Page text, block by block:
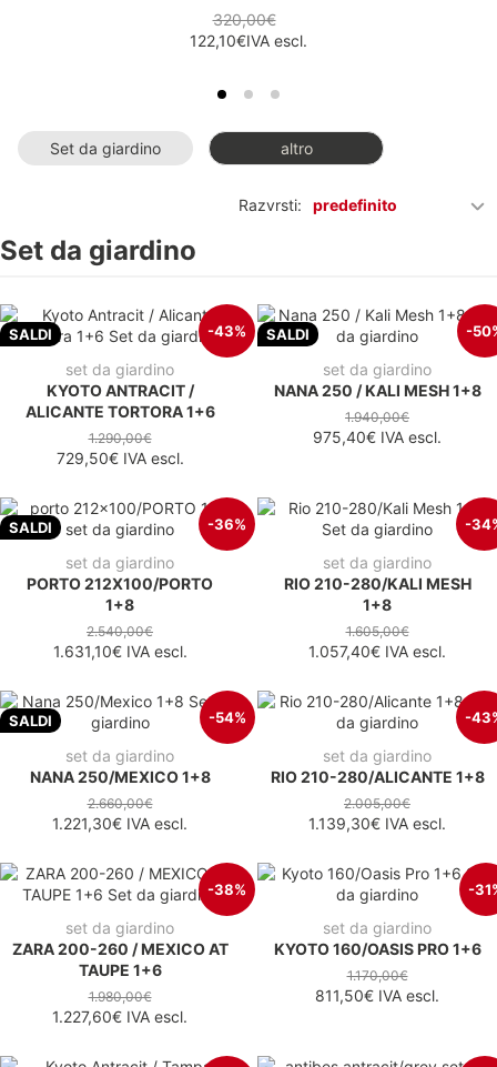
320,00€
122,10€IVA escl.
Set da giardino altro
Razvrsti: predefinito
Set da giardino
SALDI -43%
set da giardino
KYOTO ANTRACIT /
ALICANTE TORTORA 1+6
1.290,00€
729,50€IVA escl.
SALDI -
set da giardino
NANA 250 / KALI MESH 1+8
1.940,00€
975,40€ IVA escl.
SALDI -36%
set da giardino
PORTO 212X100/PORTO
1+8
2.540,00€
1.631,10€IVA escl.
-
set da giardino
RIO 210-280/KALI MESH
1+8
1.605,00€
1.057,40€ IVA escl.
SALDI -54%
set da giardino
NANA 250/MEXICO 1+8
2.660,00€
1.221,30€ IVA escl.
-
set da giardino
RIO 210-280/ALICANTE 1+8
2.005,00€
1.139,30€ IVA escl.
-38%
set da giardino
ZARA 200-260 / MEXICO AT
TAUPE 1+6
1.980,00€
1.227,60€ IVA escl.
-
set da giardino
KYOTO 160/OASIS PRO 1+6
1.170,00€
811,50€ IVA escl.